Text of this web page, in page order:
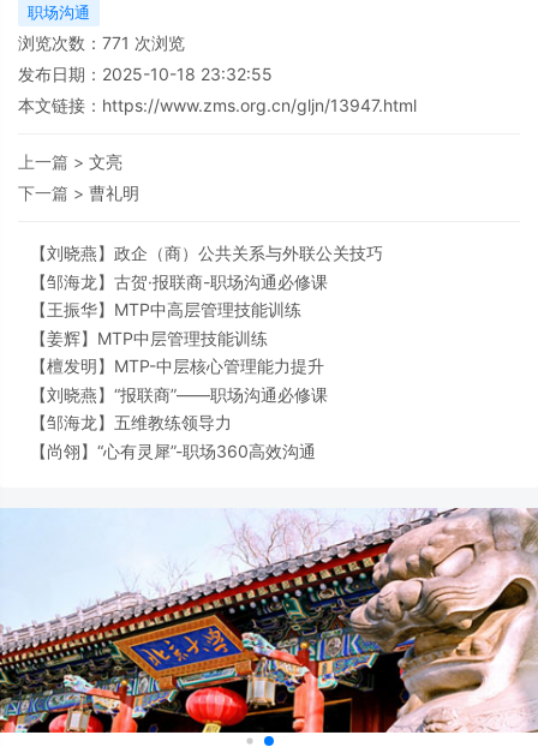
职场沟通
浏览次数： 771 次浏览
发布日期：2025-10-18 23:32:55
本文链接： https://www.zms.org.cn/gljn/13947.html
上一篇 > 文亮
下一篇 > 曹礼明
【刘晓燕】 政企（商）公共关系与外联公关技巧
【邹海龙】 古贺·报联商-职场沟通必修课
【王振华】 MTP中高层管理技能训练
【姜辉】 MTP中层管理技能训练
【檀发明】 MTP-中层核心管理能力提升
【刘晓燕】 “报联商”——职场沟通必修课
【邹海龙】 五维教练领导力
【尚翎】 “心有灵犀”-职场360高效沟通